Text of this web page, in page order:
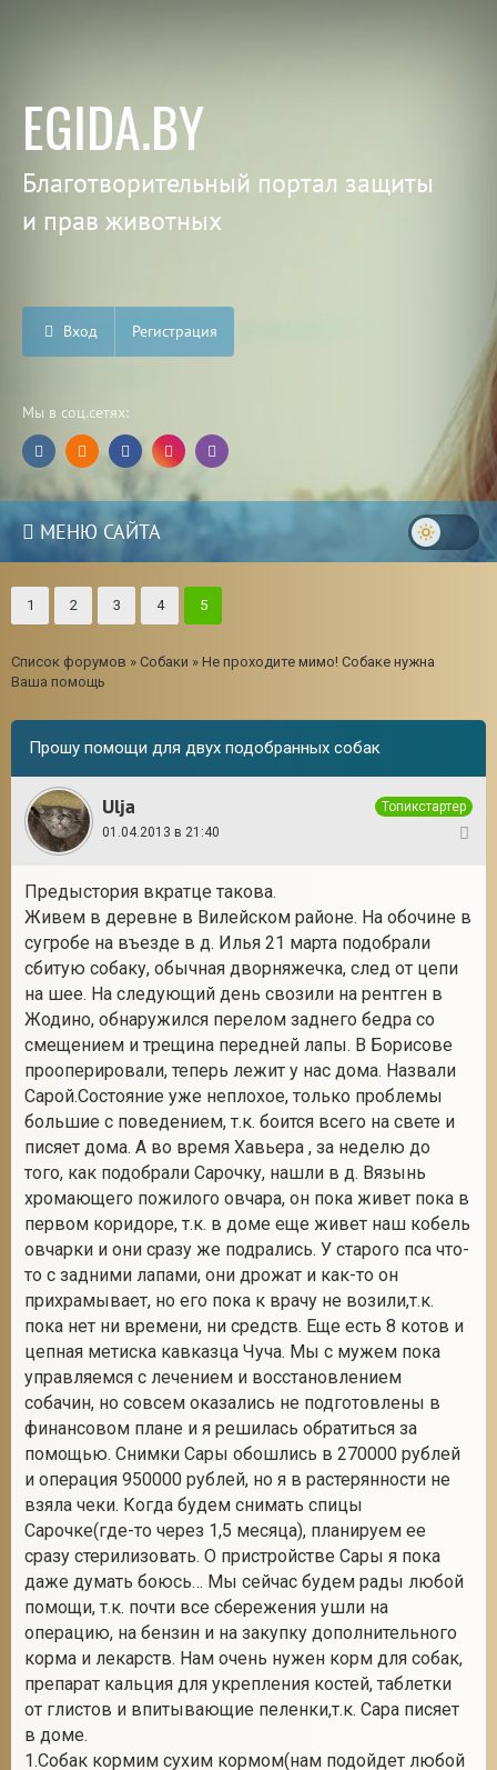
EGIDA.BY
Благотворительный портал защиты
и прав животных
Вход Регистрация
Мы в соц.сетях:
МЕНЮ САЙТА
1 2 3 4 5
Список форумов » Собаки » Не проходите мимо! Собаке нужна
Ваша помощь
Прошу помощи для двух подобранных собак
Ulja
Топикстартер
01.04.2013 в 21:40
Предыстория вкратце такова.
Живем в деревне в Вилейском районе. На обочине в
сугробе на въезде в д. Илья 21 марта подобрали
сбитую собаку, обычная дворняжечка, след от цепи
на шее. На следующий день свозили на рентген в
Жодино, обнаружился перелом заднего бедра со
смещением и трещина передней лапы. В Борисове
прооперировали, теперь лежит у нас дома. Назвали
Сарой.Состояние уже неплохое, только проблемы
большие с поведением, т.к. боится всего на свете и
писяет дома. А во время Хавьера , за неделю до
того, как подобрали Сарочку, нашли в д. Вязынь
хромающего пожилого овчара, он пока живет пока в
первом коридоре, т.к. в доме еще живет наш кобель
овчарки и они сразу же подрались. У старого пса что-
то с задними лапами, они дрожат и как-то он
прихрамывает, но его пока к врачу не возили,т.к.
пока нет ни времени, ни средств. Еще есть 8 котов и
цепная метиска кавказца Чуча. Мы с мужем пока
управляемся с лечением и восстановлением
собачин, но совсем оказались не подготовлены в
финансовом плане и я решилась обратиться за
помощью. Снимки Сары обошлись в 270000 рублей
и операция 950000 рублей, но я в растерянности не
взяла чеки. Когда будем снимать спицы
Сарочке(где-то через 1,5 месяца), планируем ее
сразу стерилизовать. О пристройстве Сары я пока
даже думать боюсь… Мы сейчас будем рады любой
помощи, т.к. почти все сбережения ушли на
операцию, на бензин и на закупку дополнительного
корма и лекарств. Нам очень нужен корм для собак,
препарат кальция для укрепления костей, таблетки
от глистов и впитывающие пеленки,т.к. Сара писяет
в доме.
1.Собак кормим сухим кормом(нам подойдет любой